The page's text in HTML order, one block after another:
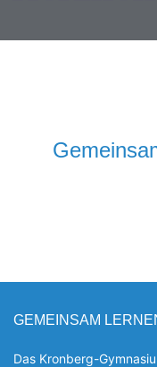
GEMEINSAM
Das Kronberg-